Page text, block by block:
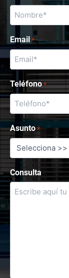
Email *
Teléfono *
Asunto *
Consulta